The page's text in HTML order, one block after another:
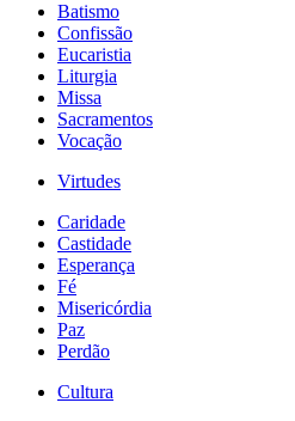
Batismo
Confissão
Eucaristia
Liturgia
Missa
Sacramentos
Vocação
Virtudes
Caridade
Castidade
Esperança
Fé
Misericórdia
Paz
Perdão
Cultura